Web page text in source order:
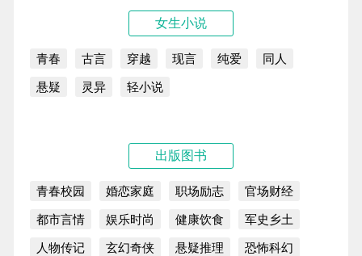
女生小说
青春 古言 穿越 现言 纯爱 同人
悬疑 灵异 轻小说
出版图书
青春校园 婚恋家庭 职场励志 官场财经
都市言情 娱乐时尚 健康饮食 军史乡土
人物传记 玄幻奇侠 悬疑推理 恐怖科幻